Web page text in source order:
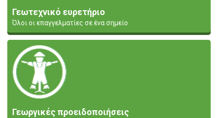
Γεωτεχνικό ευρετήριο
Όλοι οι επαγγελματίες σε ένα σημείο
Γεωργικές προειδοποιήσεις